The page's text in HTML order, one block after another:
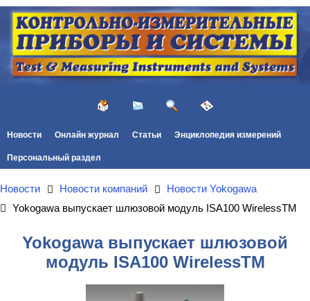
Новости Онлайн журнал Статьи Энциклопедия измерений
Персональный раздел
Новости Новости компаний
Новости Yokogawa
Yokogawa выпускает шлюзовой модуль ISA100 WirelessTM
Yokogawa выпускает шлюзовой
модуль ISA100 WirelessTM